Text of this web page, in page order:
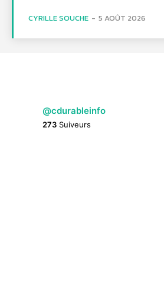
CYRILLE SOUCHE - 5 AOÛT 2026
@cdurableinfo
273 Suiveurs